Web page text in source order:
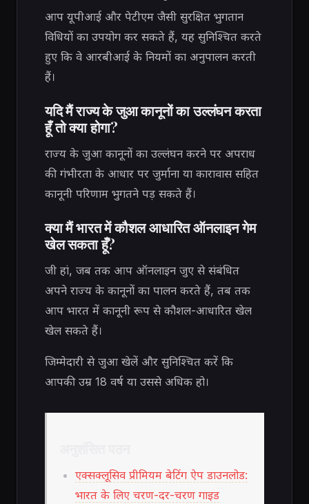
आप यूपीआई और पेटीएम जैसी सुरक्षित भुगतान
विधियों का उपयोग कर सकते हैं, यह सुनिश्चित करते
हुए कि वे आरबीआई के नियमों का अनुपालन करती
हैं।
यदि मैं राज्य के जुआ कानूनों का उल्लंघन करता
हूँ तो क्या होगा?
राज्य के जुआ कानूनों का उल्लंघन करने पर अपराध
की गंभीरता के आधार पर जुर्माना या कारावास सहित
कानूनी परिणाम भुगतने पड़ सकते हैं।
क्या मैं भारत में कौशल आधारित ऑनलाइन गेम
खेल सकता हूँ?
जी हां, जब तक आप ऑनलाइन जुए से संबंधित
अपने राज्य के कानूनों का पालन करते हैं, तब तक
आप भारत में कानूनी रूप से कौशल-आधारित खेल
खेल सकते हैं।
जिम्मेदारी से जुआ खेलें और सुनिश्चित करें कि
आपकी उम्र 18 वर्ष या उससे अधिक हो।
एक्सक्लूसिव प्रीमियम बेटिंग ऐप डाउनलोड:
भारत के लिए चरण-दर-चरण गाइड